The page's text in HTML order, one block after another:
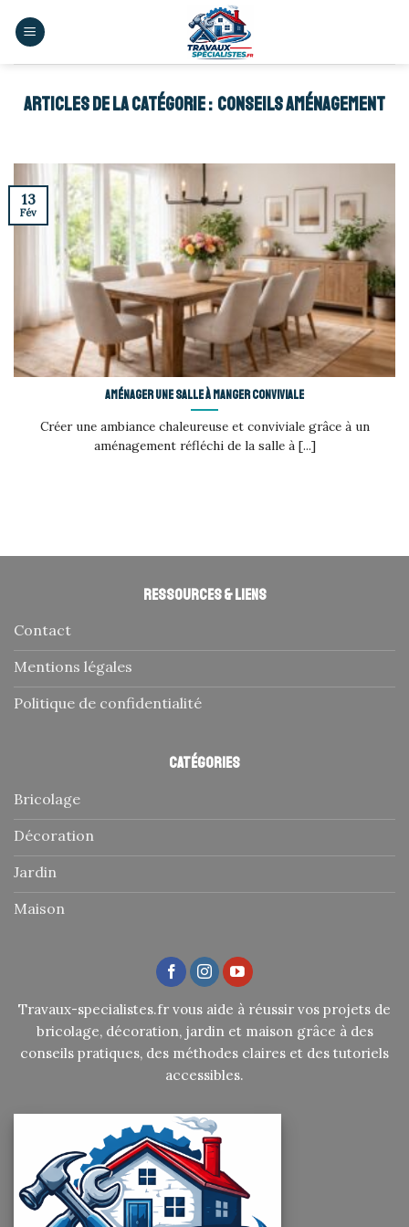
CONSEILS AMÉNAGEMENT
Aménager une salle à manger conviviale
Créer une ambiance chaleureuse et conviviale grâce à un
aménagement réfléchi de la salle à [...]
13
Fév
Ressources & liens
Contact
Mentions légales
Politique de confidentialité
Catégories
Bricolage
Décoration
Jardin
Maison
Travaux-specialistes.fr vous aide à réussir vos projets de
bricolage, décoration, jardin et maison grâce à des
conseils pratiques, des méthodes claires et des tutoriels
accessibles.